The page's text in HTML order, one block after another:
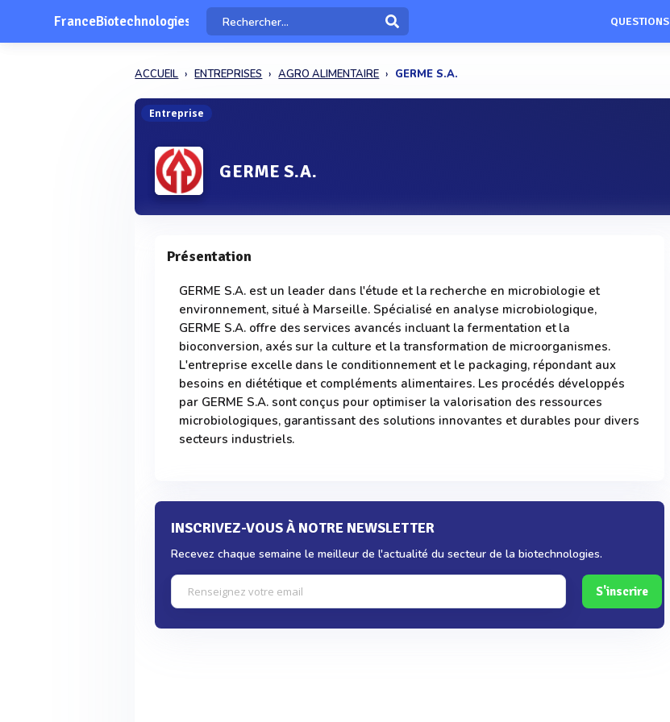
FranceBiotechnologies QUESTIONS
ACCUEIL ENTREPRISES AGRO ALIMENTAIRE GERME S.A.
Entreprise
GERME S.A.
Présentation
GERME S.A. est un leader dans l'étude et la recherche en microbiologie et
environnement, situé à Marseille. Spécialisé en analyse microbiologique,
GERME S.A. offre des services avancés incluant la fermentation et la
bioconversion, axés sur la culture et la transformation de microorganismes.
L'entreprise excelle dans le conditionnement et le packaging, répondant aux
besoins en diététique et compléments alimentaires. Les procédés développés
par GERME S.A. sont conçus pour optimiser la valorisation des ressources
microbiologiques, garantissant des solutions innovantes et durables pour divers
secteurs industriels.
INSCRIVEZ-VOUS À NOTRE NEWSLETTER
Recevez chaque semaine le meilleur de l'actualité du secteur de la biotechnologies.
S'inscrire